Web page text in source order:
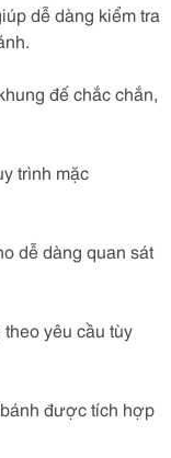
dễ dàng kiểm tra
đế chắc chắn,
trình mặc
dễ dàng quan sát
yêu cầu tùy
được tích hợp